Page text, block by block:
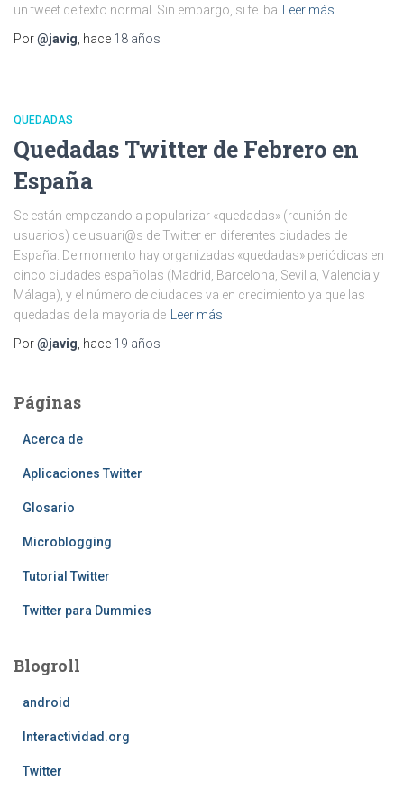
un tweet de texto normal. Sin embargo, si te iba
Leer más
Por@javig , hace 18 años
QUEDADAS
Quedadas Twitter de Febrero en
España
Se están empezando a popularizar «quedadas» (reunión de
usuarios) de usuari@s de Twitter en diferentes ciudades de
España. De momento hay organizadas «quedadas» periódicas en
cinco ciudades españolas (Madrid, Barcelona, Sevilla, Valencia y
Málaga), y el número de ciudades va en crecimiento ya que las
quedadas de la mayoría de
Leer más
Por@javig , hace 19 años
Páginas
Acerca de
Aplicaciones Twitter
Glosario
Microblogging
Tutorial Twitter
Twitter para Dummies
Blogroll
android
Interactividad.org
Twitter